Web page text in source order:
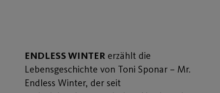
ENDLESS WINTER erzählt die
Lebensgeschichte von Toni Sponar – Mr.
Endless Winter, der seit